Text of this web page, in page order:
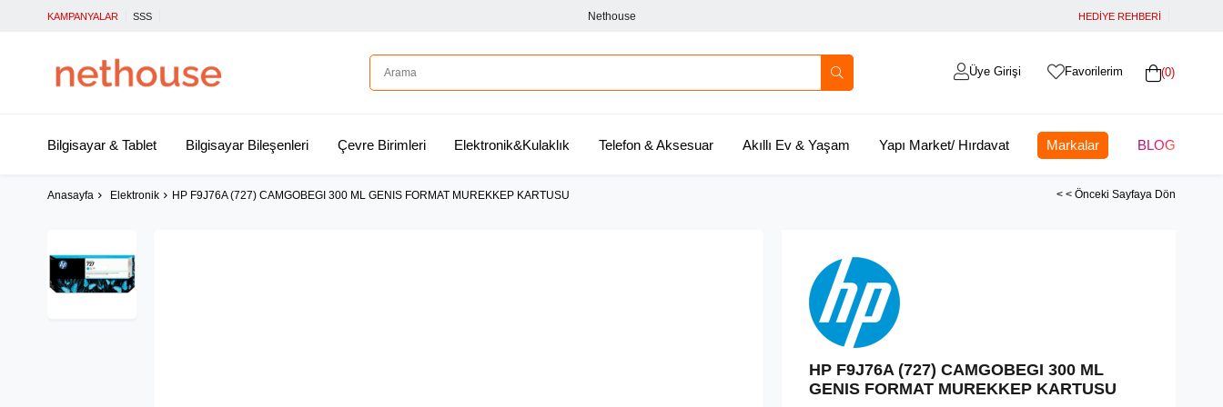
KAMPANYALAR SSS Nethouse HEDİYE REHBERİ
0
Favorilerim
Üye Girişi
Bilgisayar & Tablet Bilgisayar Bileşenleri Çevre Birimleri Elektronik&Kulaklık Telefon & Aksesuar Akıllı Ev & Yaşam Yapı Market/ Hırdavat Markalar BLOG
Anasayfa Elektronik HP F9J76A (727) CAMGOBEGI 300 ML GENIS FORMAT MUREKKEP KARTUSU < < Önceki Sayfaya Dön
HP F9J76A (727) CAMGOBEGI 300 ML
GENIS FORMAT MUREKKEP KARTUSU